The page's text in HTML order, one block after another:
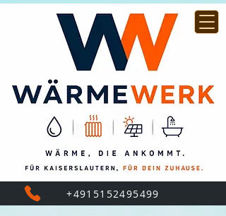
+4915152495499